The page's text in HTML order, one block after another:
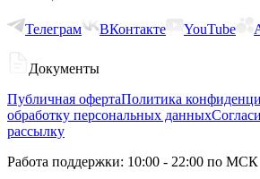
Телеграм ВКонтакте YouTube
Документы
Публичная офертаПолитика
обработку персональных данных
рассылку
Работа поддержки: 10:00 - 22:00 по МСК